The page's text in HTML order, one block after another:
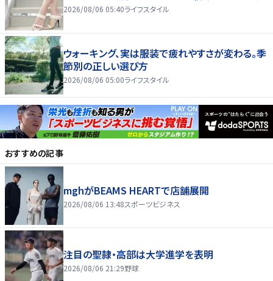
2026/08/06 05:40ライフスタイル
ウォーキング、実は服装で疲れやすさが変わる。季
節別の正しい選び方
2026/08/06 05:00ライフスタイル
おすすめの記事
mghがBEAMS HEARTで店舗展開
2026/08/06 13:48スポーツビジネス
注目の聖隷・高部は大学進学を表明
2026/08/06 21:29野球